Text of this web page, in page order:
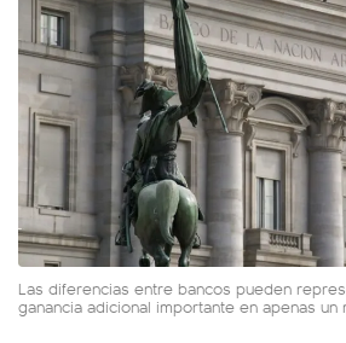
Las diferencias entre bancos pueden
ganancia adicional importante en apenas un